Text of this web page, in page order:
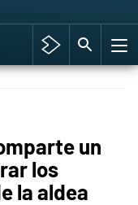
La Era del Cataclismo
un
los
la aldea